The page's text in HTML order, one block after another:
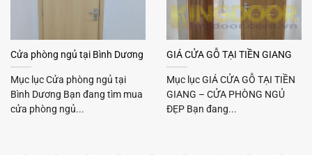
Cửa phòng ngủ tại Bình Dương
Mục lục Cửa phòng ngủ tại
Bình Dương Bạn đang tìm mua
cửa phòng ngủ...
GIÁ CỬA GỖ TẠI TIỀN GIANG
Mục lục GIÁ CỬA GỖ TẠI TIỀN
GIANG – CỬA PHÒNG NGỦ
ĐẸP Bạn đang...